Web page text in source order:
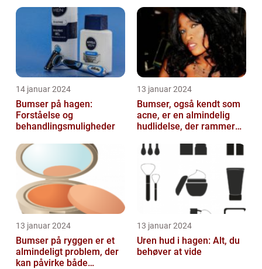
frustrerende
skønhedsproblem
14 januar 2024
Bumser på hagen:
Forståelse og
behandlingsmuligheder
13 januar 2024
Bumser, også kendt som
acne, er en almindelig
hudlidelse, der rammer
13 januar 2024
Bumser på ryggen er et
almindeligt problem, der
kan påvirke både
13 januar 2024
Uren hud i hagen: Alt, du
behøver at vide